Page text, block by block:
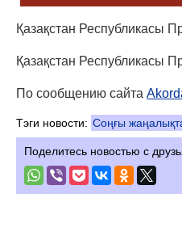
Қазақстан Республикасы
Қазақстан Республикасы
По сообщению сайта
Тэги новости: Соңғы
Поделитесь новостью с